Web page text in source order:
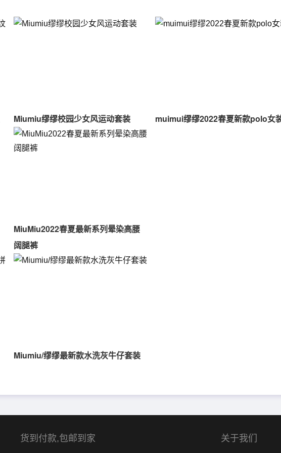
Miumiu缪缪校园少女风运动套装 muimui缪缪2022春夏新款polo女
MiuMiu2022春夏最新系列晕染高腰
阔腿裤
Miumiu/缪缪最新款水洗灰牛仔套装
货到付款,包邮到家 关于我们